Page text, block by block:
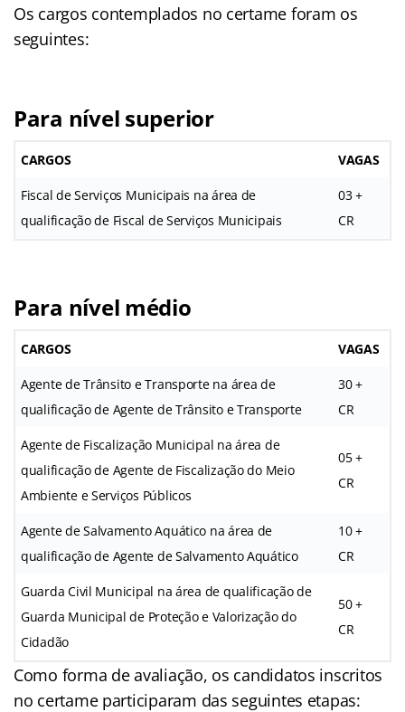
Os cargos contemplados no certame foram os
seguintes:
Para nível superior
CARGOS VAGAS
Fiscal de Serviços Municipais na área de
qualificação de Fiscal de Serviços Municipais
03 +
CR
Para nível médio
CARGOS VAGAS
Agente de Trânsito e Transporte na área de
qualificação de Agente de Trânsito e Transporte
30 +
CR
Agente de Fiscalização Municipal na área de
qualificação de Agente de Fiscalização do Meio
Ambiente e Serviços Públicos
05 +
CR
Agente de Salvamento Aquático na área de
qualificação de Agente de Salvamento Aquático
10 +
CR
Guarda Civil Municipal na área de qualificação de
Guarda Municipal de Proteção e Valorização do
Cidadão
50 +
CR
Como forma de avaliação, os candidatos inscritos
no certame participaram das seguintes etapas: